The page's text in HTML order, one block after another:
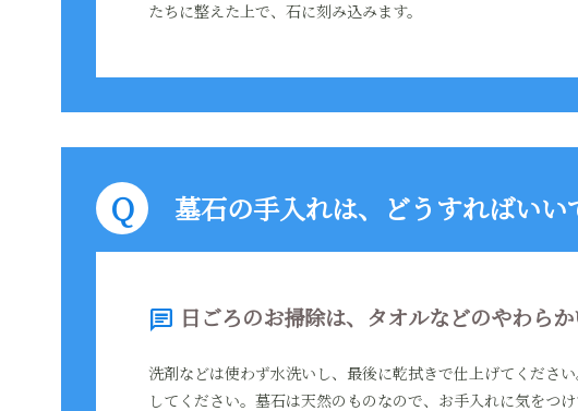
たちに整えた上で、石に刻み込みます。
墓石の手入れは、どうすればいい
chat 日ごろのお掃除は、タオルなどのやわら
洗剤などは使わず水洗いし、最後に乾拭きで仕上げてくださ
してください。墓石は天然のものなので、お手入れに気をつ